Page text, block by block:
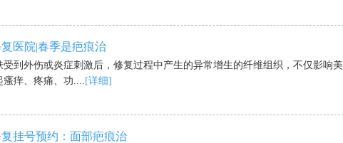
医院|春季是疤痕治
受到外伤或炎症刺激后，修复过程中产生的异常增生的纤维组织，不仅影响美
痒、疼痛、功....
[详细]
挂号预约：面部疤痕治